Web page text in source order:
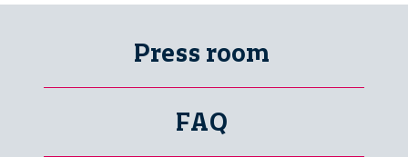
Press room
FAQ